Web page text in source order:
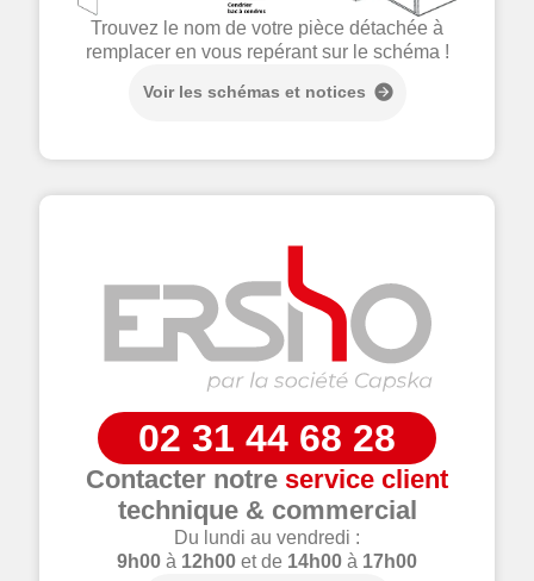
Trouvez le nom de votre pièce détachée à
remplacer en vous repérant sur le schéma !
Voir les schémas et notices
02 31 44 68 28
Contacter notre service client
technique & commercial
Du lundi au vendredi :
9h00 à 12h00 et de 14h00 à 17h00